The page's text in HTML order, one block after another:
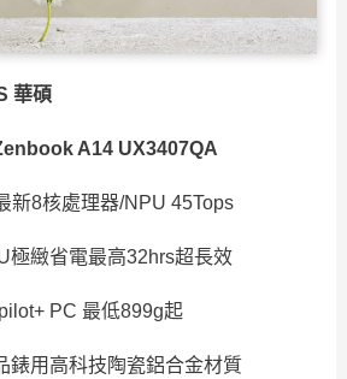
華碩
A14 UX3407QA
新8核處理器/NPU 45Tops
極緻省電最高32hrs超長效
PC 最低899g起
錶用高科技陶瓷鋁合金材質